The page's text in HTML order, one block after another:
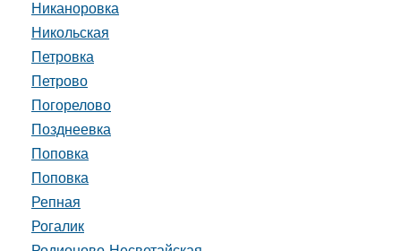
Никаноровка
Никольская
Петровка
Петрово
Погорелово
Позднеевка
Поповка
Поповка
Репная
Рогалик